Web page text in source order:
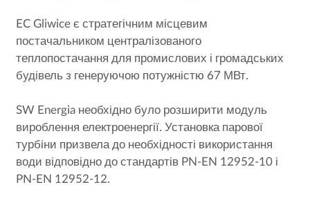
EC Gliwice є стратегічним місцевим
постачальником централізованого
теплопостачання для промислових і громадських
будівель з генеруючою потужністю 67 МВт.
SW Energia необхідно було розширити модуль
вироблення електроенергії. Установка парової
турбіни призвела до необхідності використання
води відповідно до стандартів PN-EN 12952-10 і
PN-EN 12952-12.